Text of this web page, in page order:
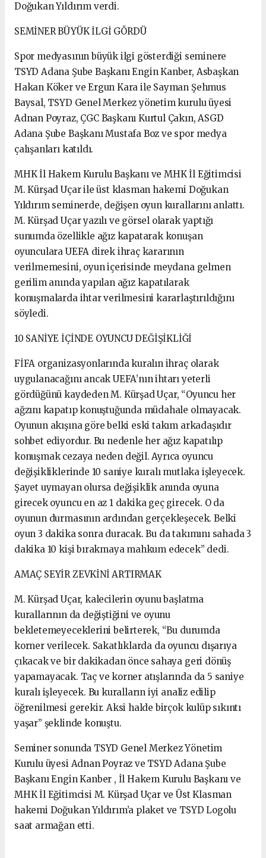
Doğukan Yıldırım verdi.
SEMİNER BÜYÜK İLGİ GÖRDÜ
Spor medyasının büyük ilgi gösterdiği seminere
TSYD Adana Şube Başkanı Engin Kanber, Asbaşkan
Hakan Köker ve Ergun Kara ile Sayman Şehmus
Baysal, TSYD Genel Merkez yönetim kurulu üyesi
Adnan Poyraz, ÇGC Başkanı Kurtul Çakın, ASGD
Adana Şube Başkanı Mustafa Boz ve spor medya
çalışanları katıldı.
MHK İl Hakem Kurulu Başkanı ve MHK İl Eğitimcisi
M. Kürşad Uçar ile üst klasman hakemi Doğukan
Yıldırım seminerde, değişen oyun kurallarını anlattı.
M. Kürşad Uçar yazılı ve görsel olarak yaptığı
sunumda özellikle ağız kapatarak konuşan
oyunculara UEFA direk ihraç kararının
verilmemesini, oyun içerisinde meydana gelmen
gerilim anında yapılan ağız kapatılarak
konuşmalarda ihtar verilmesini kararlaştırıldığını
söyledi.
10 SANİYE İÇİNDE OYUNCU DEĞİŞİKLİĞİ
FİFA organizasyonlarında kuralın ihraç olarak
uygulanacağını ancak UEFA’nın ihtarı yeterli
gördüğünü kaydeden M. Kürşad Uçar, “Oyuncu her
ağzını kapatıp konuştuğunda müdahale olmayacak.
Oyunun akışına göre belki eski takım arkadaşıdır
sohbet ediyordur. Bu nedenle her ağız kapatılıp
konuşmak cezaya neden değil. Ayrıca oyuncu
değişikliklerinde 10 saniye kuralı mutlaka işleyecek.
Şayet uymayan olursa değişiklik anında oyuna
girecek oyuncu en az 1 dakika geç girecek. O da
oyunun durmasının ardından gerçekleşecek. Belki
oyun 3 dakika sonra duracak. Bu da takımını sahada 3
dakika 10 kişi bırakmaya mahkum edecek” dedi.
AMAÇ SEYİR ZEVKİNİ ARTIRMAK
M. Kürşad Uçar, kalecilerin oyunu başlatma
kurallarının da değiştiğini ve oyunu
bekletemeyeceklerini belirterek, “Bu durumda
korner verilecek. Sakatlıklarda da oyuncu dışarıya
çıkacak ve bir dakikadan önce sahaya geri dönüş
yapamayacak. Taç ve korner atışlarında da 5 saniye
kuralı işleyecek. Bu kuralların iyi analiz edilip
öğrenilmesi gerekir. Aksi halde birçok kulüp sıkıntı
yaşar” şeklinde konuştu.
Seminer sonunda TSYD Genel Merkez Yönetim
Kurulu üyesi Adnan Poyraz ve TSYD Adana Şube
Başkanı Engin Kanber , İl Hakem Kurulu Başkanı ve
MHK İl Eğitimcisi M. Kürşad Uçar ve Üst Klasman
hakemi Doğukan Yıldırım’a plaket ve TSYD Logolu
saat armağan etti.